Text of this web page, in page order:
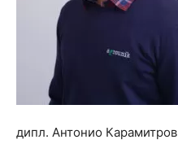
дипл. Антонио Карамитров